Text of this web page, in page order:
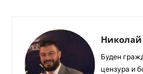
Буден
цензура и